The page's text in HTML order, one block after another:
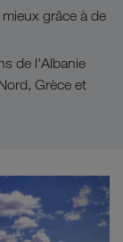
grâce à de
de l'Albanie
Grèce et